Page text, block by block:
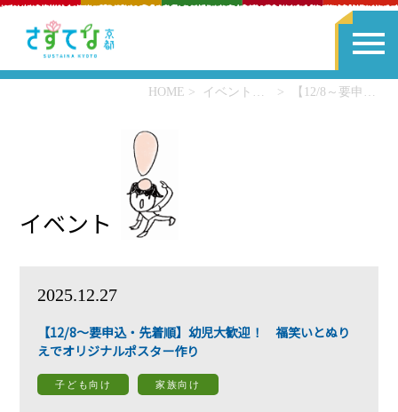
HOME
イベント
2025.12.27
【12/8～要申込・先着順】幼児大歓迎！ 福笑いとぬり
えでオリジナルポスター作り
子ども向け 家族向け